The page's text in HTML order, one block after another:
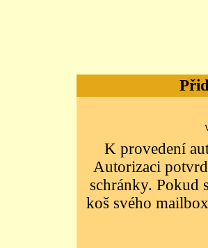
K provedení
Autorizaci
schránky. Pokud
koš svého